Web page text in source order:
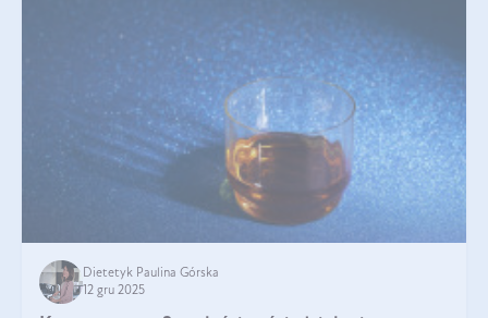
Dietetyk Paulina Górska
12 gru 2025